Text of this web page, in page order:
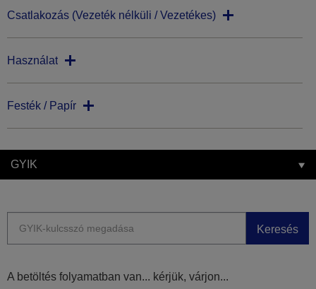
Csatlakozás (Vezeték nélküli / Vezetékes)
Használat
Festék / Papír
GYIK
Keresés
A betöltés folyamatban van... kérjük, várjon...